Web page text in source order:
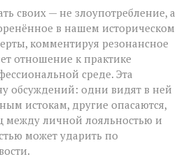
не
только
но
и
пропуск?» — о
новом
взгляде
на
кумовство
своих — не злоупотребление, а
в нашем историческом
комментируя резонансное
отношение к практике
среде. Эта
обсуждений: одни видят в ней
истокам, другие опасаются,
между личной лояльностью и
может ударить по